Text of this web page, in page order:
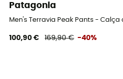
Patagonia
Men's Terravia Peak Pants -
100,90 € 169,90 € -40%